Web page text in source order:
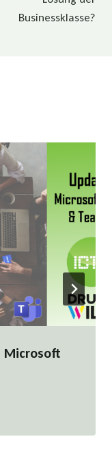
Businessklasse?
Microsoft